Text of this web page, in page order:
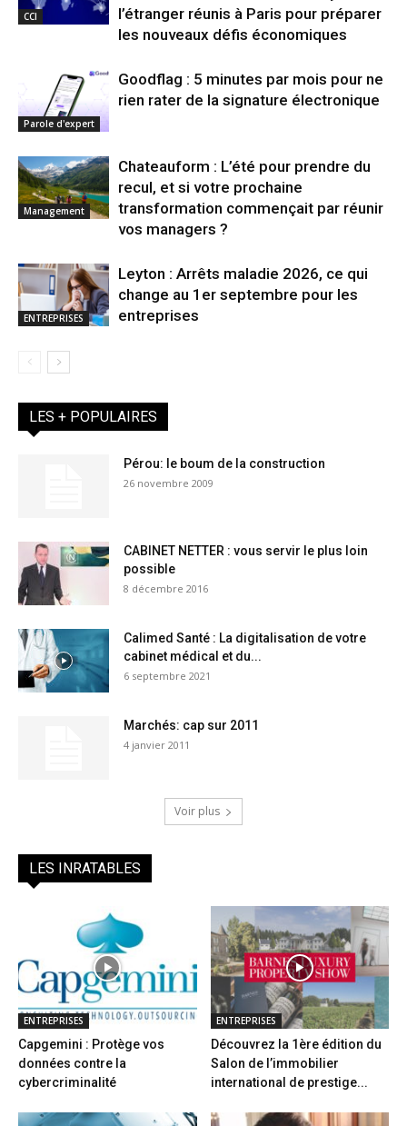
CCI
l’étranger réunis à Paris pour préparer
les nouveaux défis économiques
Parole d'expert
Goodflag : 5 minutes par mois pour ne
rien rater de la signature électronique
Management
Chateauform : L’été pour prendre du
recul, et si votre prochaine
transformation commençait par réunir
vos managers ?
ENTREPRISES
Leyton : Arrêts maladie 2026, ce qui
change au 1er septembre pour les
entreprises
LES + POPULAIRES
Pérou: le boum de la construction
26 novembre 2009
CABINET NETTER : vous servir le plus loin
possible
8 décembre 2016
Calimed Santé : La digitalisation de votre
cabinet médical et du...
6 septembre 2021
Marchés: cap sur 2011
4 janvier 2011
Voir plus
LES INRATABLES
ENTREPRISES
Capgemini : Protège vos
données contre la
cybercriminalité
ENTREPRISES
Découvrez la 1ère édition du
Salon de l’immobilier
international de prestige...